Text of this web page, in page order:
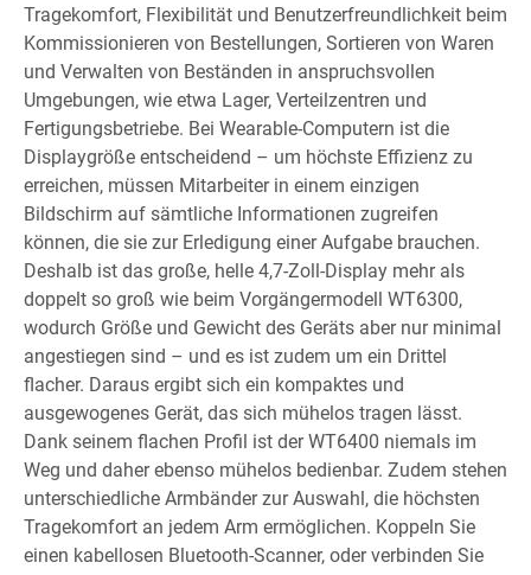
Tragekomfort, Flexibilität und Benutzerfreundlichkeit beim
Kommissionieren von Bestellungen, Sortieren von Waren
und Verwalten von Beständen in anspruchsvollen
Umgebungen, wie etwa Lager, Verteilzentren und
Fertigungsbetriebe. Bei Wearable-Computern ist die
Displaygröße entscheidend – um höchste Effizienz zu
erreichen, müssen Mitarbeiter in einem einzigen
Bildschirm auf sämtliche Informationen zugreifen
können, die sie zur Erledigung einer Aufgabe brauchen.
Deshalb ist das große, helle 4,7-Zoll-Display mehr als
doppelt so groß wie beim Vorgängermodell WT6300,
wodurch Größe und Gewicht des Geräts aber nur minimal
angestiegen sind – und es ist zudem um ein Drittel
flacher. Daraus ergibt sich ein kompaktes und
ausgewogenes Gerät, das sich mühelos tragen lässt.
Dank seinem flachen Profil ist der WT6400 niemals im
Weg und daher ebenso mühelos bedienbar. Zudem stehen
unterschiedliche Armbänder zur Auswahl, die höchsten
Tragekomfort an jedem Arm ermöglichen. Koppeln Sie
einen kabellosen Bluetooth-Scanner, oder verbinden Sie